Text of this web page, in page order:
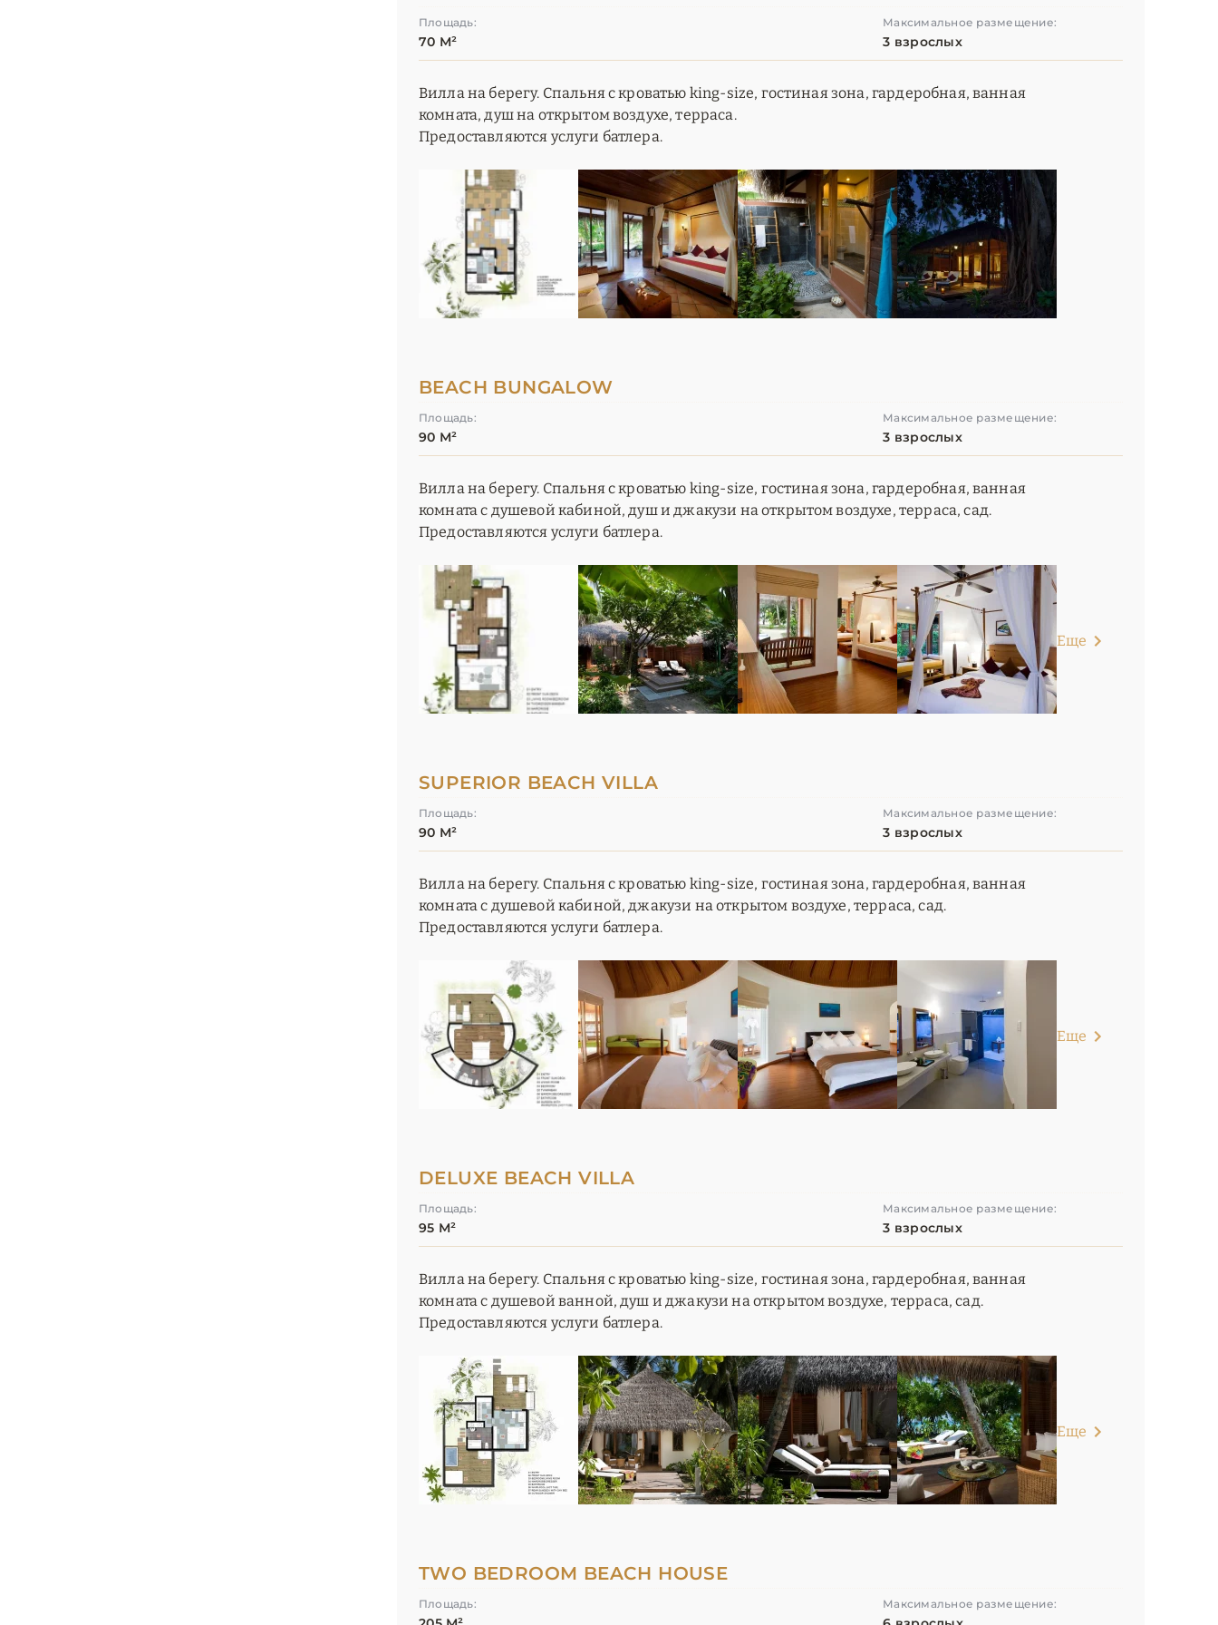
Площадь:
70 М²
Максимальное размещение:
3 взрослых
Вилла на берегу. Спальня с кроватью king-size, гостиная зона, гардеробная, ванная
комната, душ на открытом воздухе, терраса.
Предоставляются услуги батлера.
BEACH BUNGALOW
Площадь:
90 М²
Максимальное размещение:
3 взрослых
Вилла на берегу. Спальня с кроватью king-size, гостиная зона, гардеробная, ванная
комната с душевой кабиной, душ и джакузи на открытом воздухе, терраса, сад.
Предоставляются услуги батлера.
Еще
SUPERIOR BEACH VILLA
Площадь:
90 М²
Максимальное размещение:
3 взрослых
Вилла на берегу. Спальня с кроватью king-size, гостиная зона, гардеробная, ванная
комната с душевой кабиной, джакузи на открытом воздухе, терраса, сад.
Предоставляются услуги батлера.
Еще
DELUXE BEACH VILLA
Площадь:
95 М²
Максимальное размещение:
3 взрослых
Вилла на берегу. Спальня с кроватью king-size, гостиная зона, гардеробная, ванная
комната с душевой ванной, душ и джакузи на открытом воздухе, терраса, сад.
Предоставляются услуги батлера.
Еще
TWO BEDROOM BEACH HOUSE
Площадь: Максимальное размещение: